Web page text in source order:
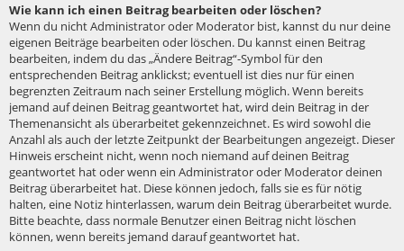
Wie kann ich einen Beitrag bearbeiten oder löschen?
Wenn du nicht Administrator oder Moderator bist, kannst du nur deine
eigenen Beiträge bearbeiten oder löschen. Du kannst einen Beitrag
bearbeiten, indem du das „Ändere Beitrag“-Symbol für den
entsprechenden Beitrag anklickst; eventuell ist dies nur für einen
begrenzten Zeitraum nach seiner Erstellung möglich. Wenn bereits
jemand auf deinen Beitrag geantwortet hat, wird dein Beitrag in der
Themenansicht als überarbeitet gekennzeichnet. Es wird sowohl die
Anzahl als auch der letzte Zeitpunkt der Bearbeitungen angezeigt. Dieser
Hinweis erscheint nicht, wenn noch niemand auf deinen Beitrag
geantwortet hat oder wenn ein Administrator oder Moderator deinen
Beitrag überarbeitet hat. Diese können jedoch, falls sie es für nötig
halten, eine Notiz hinterlassen, warum dein Beitrag überarbeitet wurde.
Bitte beachte, dass normale Benutzer einen Beitrag nicht löschen
können, wenn bereits jemand darauf geantwortet hat.